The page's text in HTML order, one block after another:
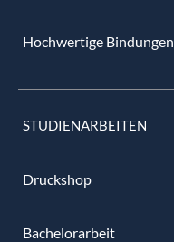
Hochwertige Bindungen
STUDIENARBEITEN
Druckshop
Bachelorarbeit